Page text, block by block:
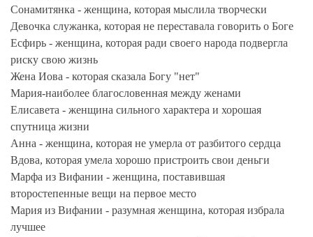
Сонамитянка - женщина, которая мыслила творчески
Девочка служанка, которая не переставала говорить о Боге
Есфирь - женщина, которая ради своего народа подвергла
риску свою жизнь
Жена Иова - которая сказала Богу "нет"
Мария-наиболее благословенная между женами
Елисавета - женщина сильного характера и хорошая
спутница жизни
Анна - женщина, которая не умерла от разбитого сердца
Вдова, которая умела хорошо пристроить свои деньги
Марфа из Вифании - женщина, поставившая
второстепенные вещи на первое место
Мария из Вифании - разумная женщина, которая избрала
лучшее